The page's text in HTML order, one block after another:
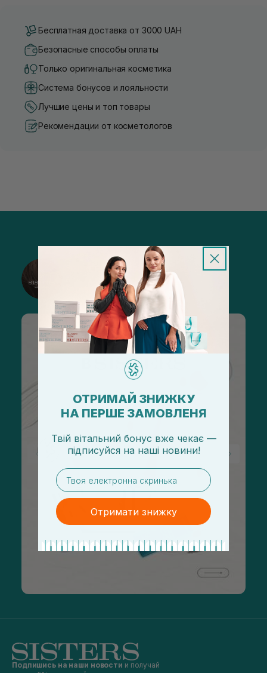
Бесплатная доставка от 3000 UAH
Безопасные способы оплаты
Только оригинальная косметика
Система бонусов и лояльности
Лучшие цены и топ товары
Рекомендации от косметологов
@sisters_stelmakh в Instagram
Подписаться
Подпишись на наши новости и получай
ОТРИМАЙ ЗНИЖКУ
НА ПЕРШЕ ЗАМОВЛЕНЯ
Твій вітальний бонус вже чекає —
підписуйся на наші новини!
email
Отримати знижку